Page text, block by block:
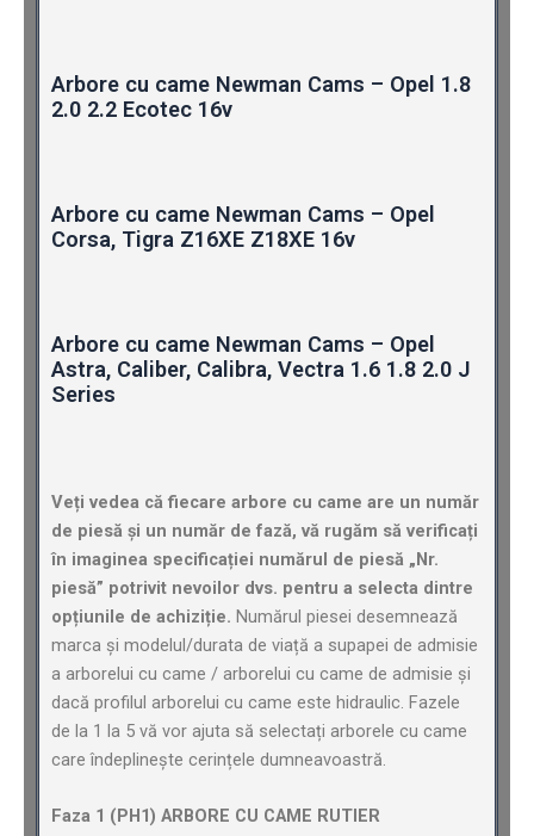
Arbore cu came Newman Cams – Opel 1.8
2.0 2.2 Ecotec 16v
Arbore cu came Newman Cams – Opel
Corsa, Tigra Z16XE Z18XE 16v
Arbore cu came Newman Cams – Opel
Astra, Caliber, Calibra, Vectra 1.6 1.8 2.0 J
Series
Veți vedea că fiecare arbore cu came are un număr
de piesă și un număr de fază, vă rugăm să verificați
în imaginea specificației numărul de piesă „Nr.
piesă” potrivit nevoilor dvs. pentru a selecta dintre
opțiunile de achiziție. Numărul piesei desemnează
marca și modelul/durata de viață a supapei de admisie
a arborelui cu came / arborelui cu came de admisie și
dacă profilul arborelui cu came este hidraulic. Fazele
de la 1 la 5 vă vor ajuta să selectați arborele cu came
care îndeplinește cerințele dumneavoastră.
Faza 1 (PH1) ARBORE CU CAME RUTIER